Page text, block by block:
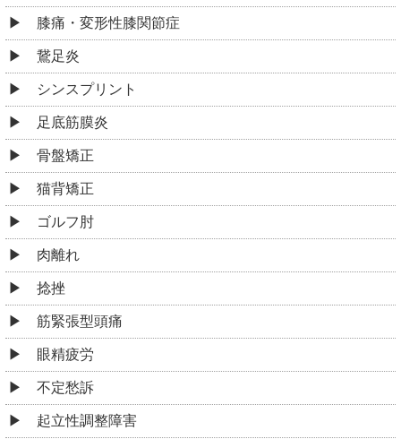
膝痛・変形性膝関節症
鵞足炎
シンスプリント
足底筋膜炎
骨盤矯正
猫背矯正
ゴルフ肘
肉離れ
捻挫
筋緊張型頭痛
眼精疲労
不定愁訴
起立性調整障害